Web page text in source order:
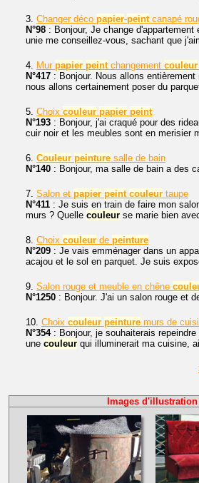
3. Changer déco papier-peintcanapé
N°98 : Bonjour, Je change
unie me conseillez-vous, sachant que
4. Mur papier peintchangement couleur
N°417 : Bonjour. Nous allons
nous allons certainement poser du
5. Choix couleur papier peint
N°193 : Bonjour, j'ai craqué pour des
cuir noir et les meubles sont en merisier
6. Couleur peinture salle de bain
N°140 : Bonjour, ma salle de bain a des
7. Salon et papier peint couleur taupe
N°411 : Je suis en train de faire mon
murs ? Quelle couleur se marie bien
8. Choix couleur de peinture
N°209 : Je vais emménager dans un
acajou et le sol en parquet. Je suis
9. Salon rouge et meuble en chêne
N°1250 : Bonjour. J'ai un salon rouge et
10. Choix couleur peinture murs de
N°354: Bonjour, je souhaiterais
une couleur qui illuminerait ma cuisine,
Images